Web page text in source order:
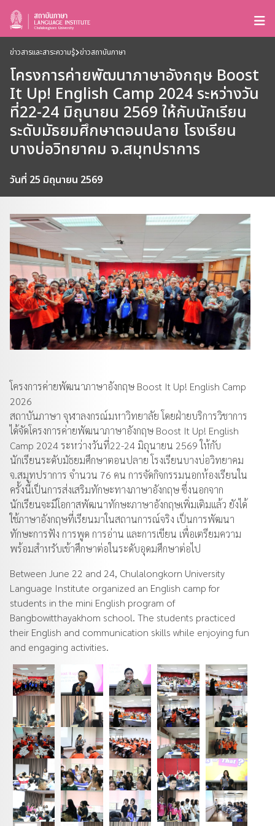
ข่าวสารและสาระความรู้ ข่าวสถาบันภาษา
โครงการค่ายพัฒนาภาษาอังกฤษ Boost
It Up! English Camp 2024 ระหว่างวัน
ที่22-24 มิถุนายน 2569 ให้กับนักเรียน
ระดับมัธยมศึกษาตอนปลาย โรงเรียน
บางบ่อวิทยาคม จ.สมุทปราการ
วันที่ 25 มิถุนายน 2569
โครงการค่ายพัฒนาภาษาอังกฤษ Boost It Up! English Camp
2026
สถาบันภาษา จุฬาลงกรณ์มหาวิทยาลัย โดยฝ่ายบริการวิชาการ
ได้จัดโครงการค่ายพัฒนาภาษาอังกฤษ Boost It Up! English
Camp 2024 ระหว่างวันที่22-24 มิถุนายน 2569 ให้กับ
นักเรียนระดับมัธยมศึกษาตอนปลาย โรงเรียนบางบ่อวิทยาคม
จ.สมุทปราการ จำนวน 76 คน การจัดกิจกรรมนอกห้องเรียนใน
ครั้งนี้เป็นการส่งเสริมทักษะทางภาษาอังกฤษ ซึ่งนอกจาก
นักเรียนจะมีโอกาสพัฒนาทักษะภาษาอังกฤษเพิ่มเติมแล้ว ยังได้
ใช้ภาษาอังกฤษที่เรียนมาในสถานการณ์จริง เป็นการพัฒนา
ทักษะการฟัง การพูด การอ่าน และการเขียน เพื่อเตรียมความ
พร้อมสำหรับเข้าศึกษาต่อในระดับอุดมศึกษาต่อไป
Between June 22 and 24, Chulalongkorn University
Language Institute organized an English camp for
students in the mini English program of
Bangbowitthayakhom school. The students practiced
their English and communication skills while enjoying fun
and engaging activities.